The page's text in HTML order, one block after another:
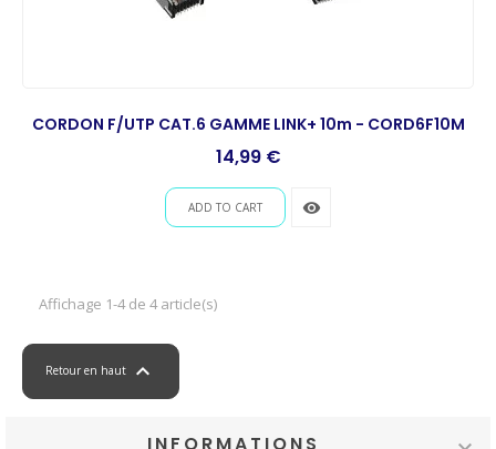
CORDON F/UTP CAT.6 GAMME LINK+ 10m - CORD6F10M
Prix
14,99 €
ADD TO CART remove_red_eye
Affichage 1-4 de 4 article(s)
Retour en haut 